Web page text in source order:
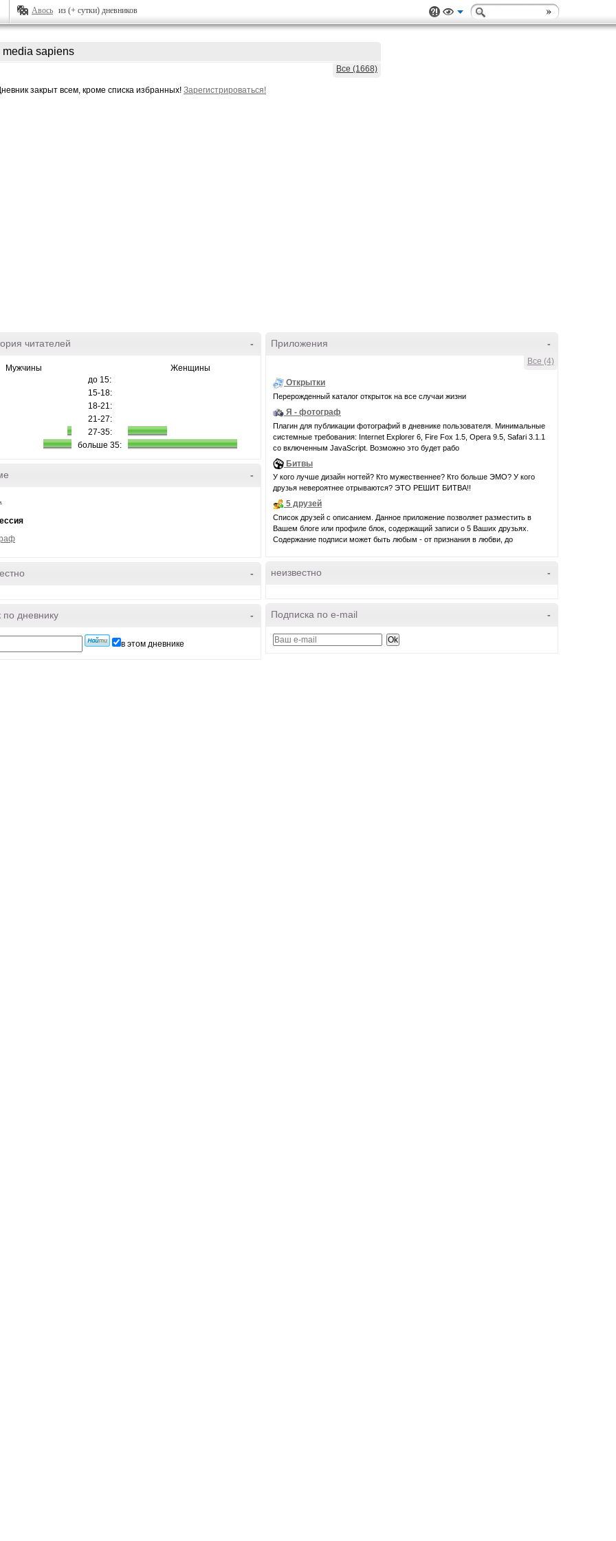
Авось из (+ сутки) дневников
media sapiens
Все (1668)
закрыт всем, кроме списка избранных! Зарегистрироваться!
-
читателей
Мужчины
Женщины
до 15:
15-18:
18-21:
21-27:
27-35:
больше 35:
-
-
-
по дневнику
в этом дневнике
-
Приложения
Все (4)
Открытки
Перерожденный каталог открыток на все случаи жизни
Я - фотограф
Плагин для публикации фотографий в дневнике пользователя. Минимальные
системные требования: Internet Explorer 6, Fire Fox 1.5, Opera 9.5, Safari 3.1.1
со включенным JavaScript. Возможно это будет рабо
Битвы
У кого лучше дизайн ногтей? Кто мужественнее? Кто больше ЭМО? У кого
друзья невероятнее отрываются? ЭТО РЕШИТ БИТВА!!
5 друзей
Список друзей с описанием. Данное приложение позволяет разместить в
Вашем блоге или профиле блок, содержащий записи о 5 Ваших друзьях.
Содержание подписи может быть любым - от признания в любви, до
-
неизвестно
-
Подписка по e-mail